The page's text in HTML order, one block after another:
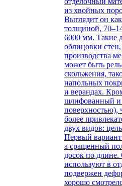
из хвойных
Выглядит он
толщиной,
6000 мм. Такие
облицовки
производства
может быть
скольжения,
напольных
и верандах.
шлифованный и
поверхностью),
более
двух видов:
Первый вариант
а сращенный
досок по
используют в
подвержен
хорошо